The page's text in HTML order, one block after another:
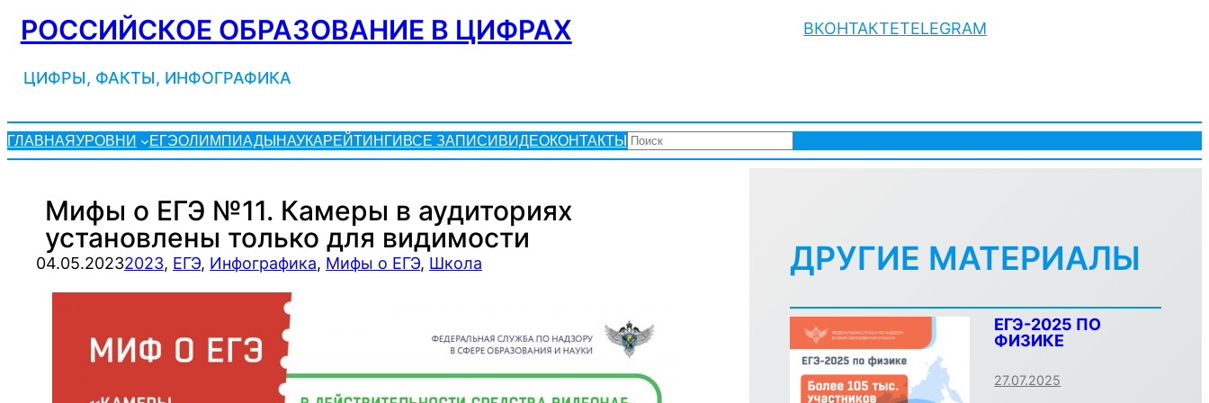
Перейти
содержимому
РОССИЙСКОЕ ОБРАЗОВАНИЕ В ЦИФРАХ
ЦИФРЫ, ФАКТЫ, ИНФОГРАФИКА
ВКОНТАКТЕTELEGRAM
ГЛАВНАЯУРОВНИ ЕГЭОЛИМПИАДЫНАУКАРЕЙТИНГИВСЕ ЗАПИСИВИДЕОКОНТАКТЫПОИСК
Мифы о ЕГЭ №11. Камеры в аудиториях
установлены только для видимости
04.05.20232023, ЕГЭ, Инфографика, Мифы о ЕГЭ, Школа ДРУГИЕ МАТЕРИАЛЫ
ЕГЭ-2025 ПО
ФИЗИКЕ
27.07.2025